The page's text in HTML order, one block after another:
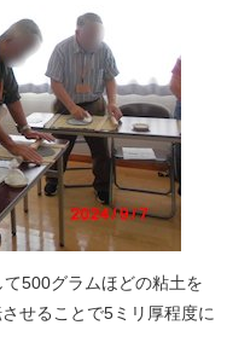
500グラムほどの粘土を
せることで5ミリ厚程度に